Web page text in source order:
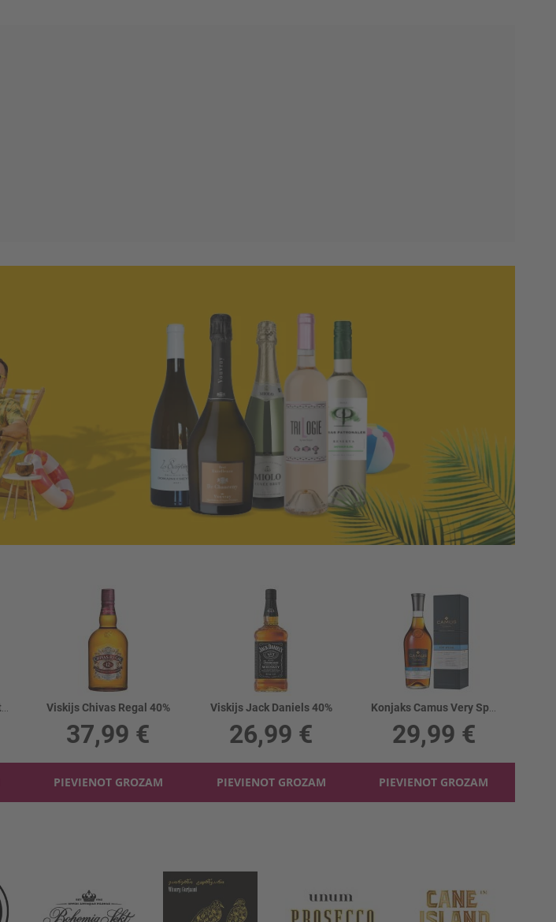
Viskijs Chivas Regal Extra 40% kastē Viskijs Chivas Regal 40%
37,99 €
PIEVIENOT GROZAM
Viskijs Jack Daniels 40%
26,99 €
PIEVIENOT GROZAM
Konjaks Camus Very Special Intensely Arom 40%
29,99 €
PIEVIENOT GROZAM